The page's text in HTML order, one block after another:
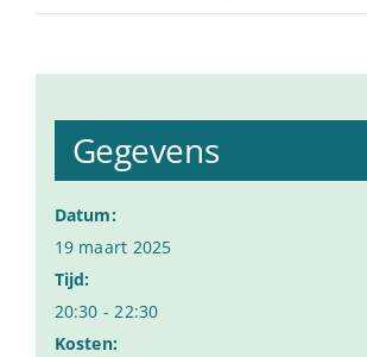
Gegevens
Datum:
19 maart 2025
Tijd:
20:30 - 22:30
Kosten: